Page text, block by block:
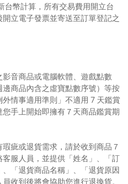
幣計算，所有交易費用開立台
立電子發票並寄送至訂單登記之
音商品或電腦軟體、遊戲點數
商品內含之虛寶點數序號）等按
外情事適用準則」不適用 7 天鑑賞
手上開始即擁有７天商品鑑賞期
疵或退貨需求，請於收到商品７
服人員，並提供「姓名」、「訂
「退貨商品名稱」、「退貨原因
收到後將會協助您進行退換貨。